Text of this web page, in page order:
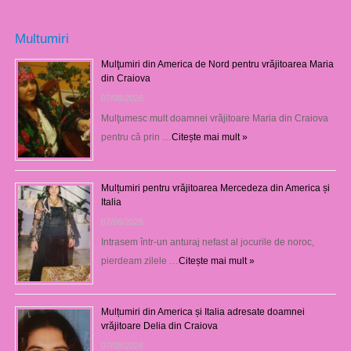
Multumiri
Mulţumiri din America de Nord pentru vrăjitoarea Maria
din Craiova
07/08/2026
Mulţumesc mult doamnei vrăjitoare Maria din Craiova
pentru că prin … Citește mai mult »
Mulțumiri pentru vrăjitoarea Mercedeza din America și
Italia
07/08/2026
Intrasem într-un anturaj nefast al jocurile de noroc,
pierdeam zilele … Citește mai mult »
Mulțumiri din America și Italia adresate doamnei
vrăjitoare Delia din Craiova
07/08/2026